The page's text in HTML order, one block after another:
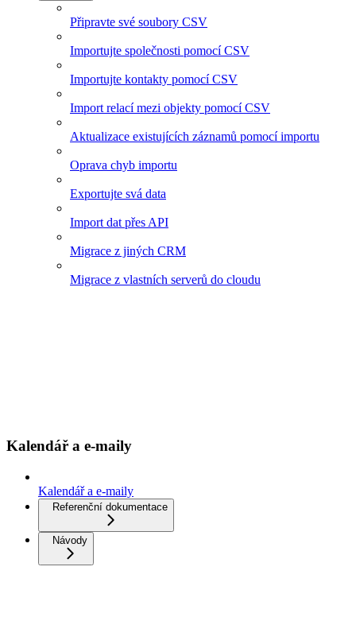
Připravte své soubory CSV
Importujte společnosti pomocí CSV
Importujte kontakty pomocí CSV
Import relací mezi objekty pomocí CSV
Aktualizace existujících záznamů pomocí importu
Oprava chyb importu
Exportujte svá data
Import dat přes API
Migrace z jiných CRM
Migrace z vlastních serverů do cloudu
Kalendář a e-maily
Kalendář a e-maily
Referenční dokumentace
Návody